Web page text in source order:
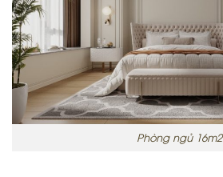
Phòng ngủ 16m2